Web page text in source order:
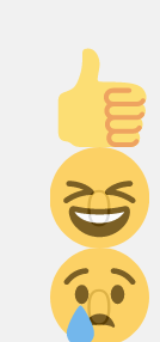
Палец
вверх!
0
Дикий
смех!
0
Грусть :(